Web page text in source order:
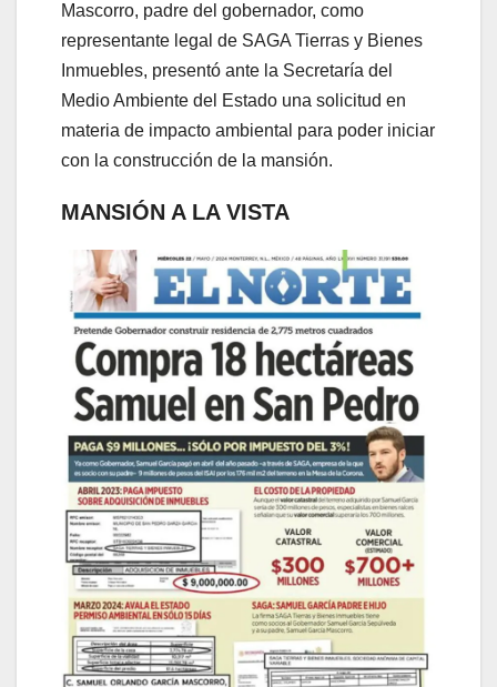
Mascorro, padre del gobernador, como
representante legal de SAGA Tierras y Bienes
Inmuebles, presentó ante la Secretaría del
Medio Ambiente del Estado una solicitud en
materia de impacto ambiental para poder iniciar
con la construcción de la mansión.
MANSIÓN A LA VISTA